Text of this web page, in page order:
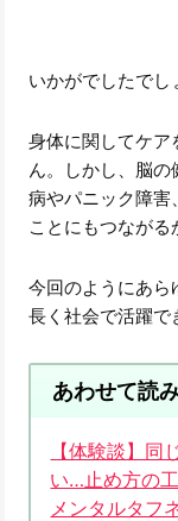
いかがでしたでし
身体に関してケ
ん。しかし、脳
病やパニック障害
ことにもつながる
今回のようにあら
長く社会で活躍で
あわせて読
【体験談】
い…止め方の
メンタルタフ